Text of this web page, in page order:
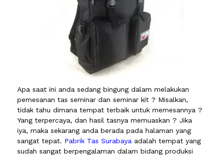
Apa saat ini anda sedang bingung dalam melakukan
pemesanan tas seminar dan seminar kit ? Misalkan,
tidak tahu dimana tempat terbaik untuk memesannya ?
Yang terpercaya, dan hasil tasnya memuaskan ? Jika
iya, maka sekarang anda berada pada halaman yang
sangat tepat. Pabrik Tas Surabaya adalah tempat yang
sudah sangat berpengalaman dalam bidang produksi